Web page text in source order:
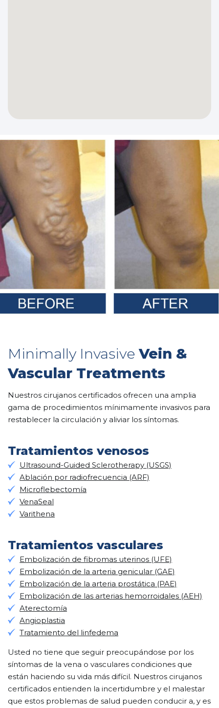
Minimally InvasiveVein &
Vascular Treatments
Nuestros cirujanos certificados ofrecen una amplia
gama de procedimientos mínimamente invasivos para
restablecer la circulación y aliviar los síntomas.
Tratamientos venosos
Ultrasound-Guided Sclerotherapy (USGS)
Ablación por radiofrecuencia (ARF)
Microflebectomía
VenaSeal
Varithena
Tratamientos vasculares
Embolización de fibromas uterinos (UFE)
Embolización de la arteria genicular (GAE)
Embolización de la arteria prostática (PAE)
Embolización de las arterias hemorroidales (AEH)
Aterectomía
Angioplastia
Tratamiento del linfedema
Usted no tiene que seguir preocupándose por los
síntomas de la vena o vasculares condiciones que
están haciendo su vida más difícil. Nuestros cirujanos
certificados entienden la incertidumbre y el malestar
que estos problemas de salud pueden conducir a, y es